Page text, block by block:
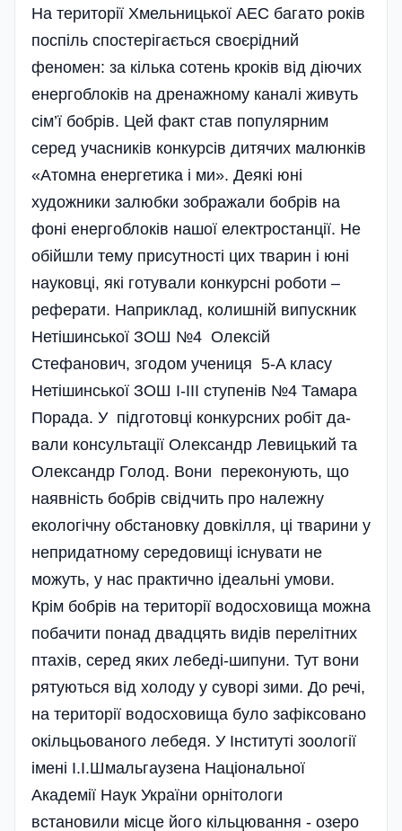
На території Хмельницької АЕС багато років
поспіль спостерігається своєрідний
феномен: за кілька сотень кроків від діючих
енерго­блоків на дренажному каналі живуть
сім’ї бобрів. Цей факт став популярним
серед учасників конкурсів дитячих малюнків
«Атомна енергетика і ми». Деякі юні
художники залюбки зображали бобрів на
фоні енергоблоків нашої електростанції. Не
обійшли тему присутності цих тварин і юні
науковці, які готували конкурсні роботи –
реферати. Наприклад, колишній випускник
Нетішинської ЗОШ №4 Олек­сій
Стефанович, згодом учениця 5-A класу
Нетішинської ЗОШ І-ІІІ ступенів №4 Тамара
Порада. У під­готовці конкурсних робіт да­
вали консультації Олександр Левицький та
Олександр Голод. Вони переконують, що
наявність бобрів свідчить про належну
екологічну обстановку довкілля, ці тварини у
непридатному середовищі існувати не
можуть, у нас практично ідеальні умови.
Крім бобрів на території водосховища можна
побачити понад двадцять видів перелітних
птахів, серед яких лебеді-шипуни. Тут вони
рятуються від холоду у суворі зими. До речі,
на території водосховища було зафіксовано
окільцьованого лебедя. У Інституті зоології
імені І.І.Шмальгаузена Національної
Академії Наук України орнітологи
встановили місце його кільцювання - озеро